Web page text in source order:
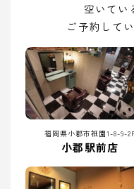
空いてい
ご予約して
福岡県小郡市祇園1-8-9-
小郡駅前店